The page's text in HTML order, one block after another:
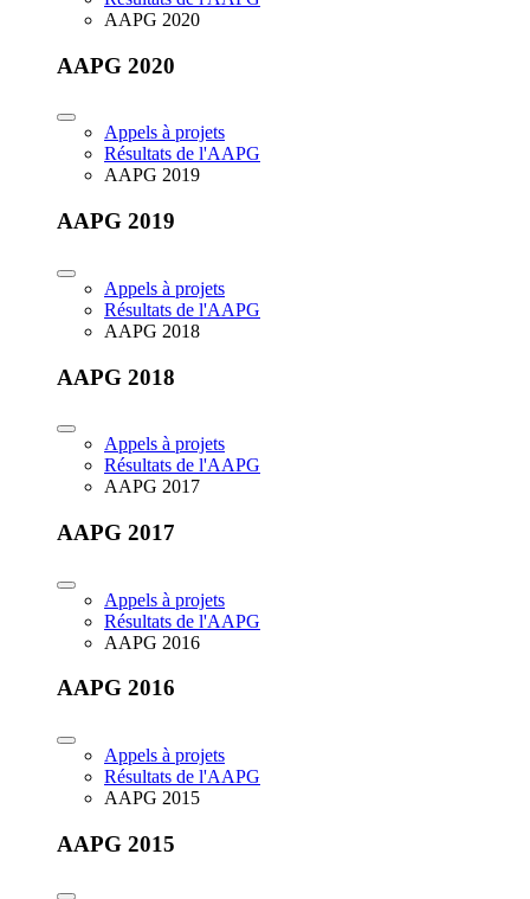
AAPG 2020
AAPG 2020
Appels à projets
Résultats de l'AAPG
AAPG 2019
AAPG 2019
Appels à projets
Résultats de l'AAPG
AAPG 2018
AAPG 2018
Appels à projets
Résultats de l'AAPG
AAPG 2017
AAPG 2017
Appels à projets
Résultats de l'AAPG
AAPG 2016
AAPG 2016
Appels à projets
Résultats de l'AAPG
AAPG 2015
AAPG 2015